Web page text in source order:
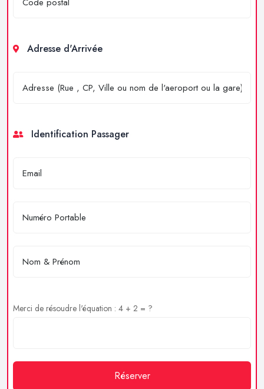
Adresse d'Arrivée
Identification Passager
Merci de résoudre l'équation : 4 + 2 = ?
Réserver